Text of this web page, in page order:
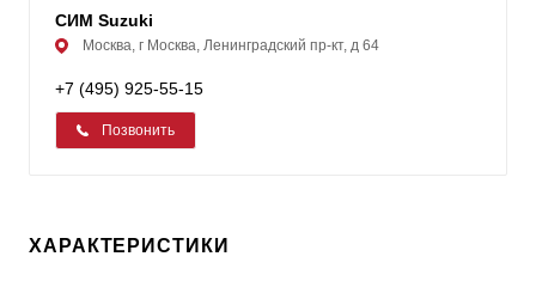
СИМ Suzuki
Москва, г Москва, Ленинградский пр-кт, д 64
+7 (495) 925-55-15
Позвонить
ХАРАКТЕРИСТИКИ